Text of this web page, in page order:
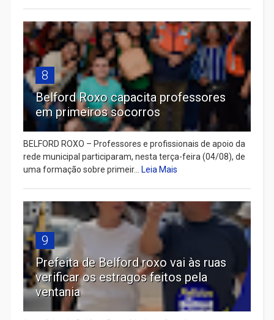
8
Belford Roxo capacita professores
em primeiros socorros
BELFORD ROXO – Professores e profissionais de apoio da
rede municipal participaram, nesta terça-feira (04/08), de
uma formação sobre primeir... Leia Mais
9
Prefeita de Belford roxo vai às ruas
verificar os estragos feitos pela
ventania